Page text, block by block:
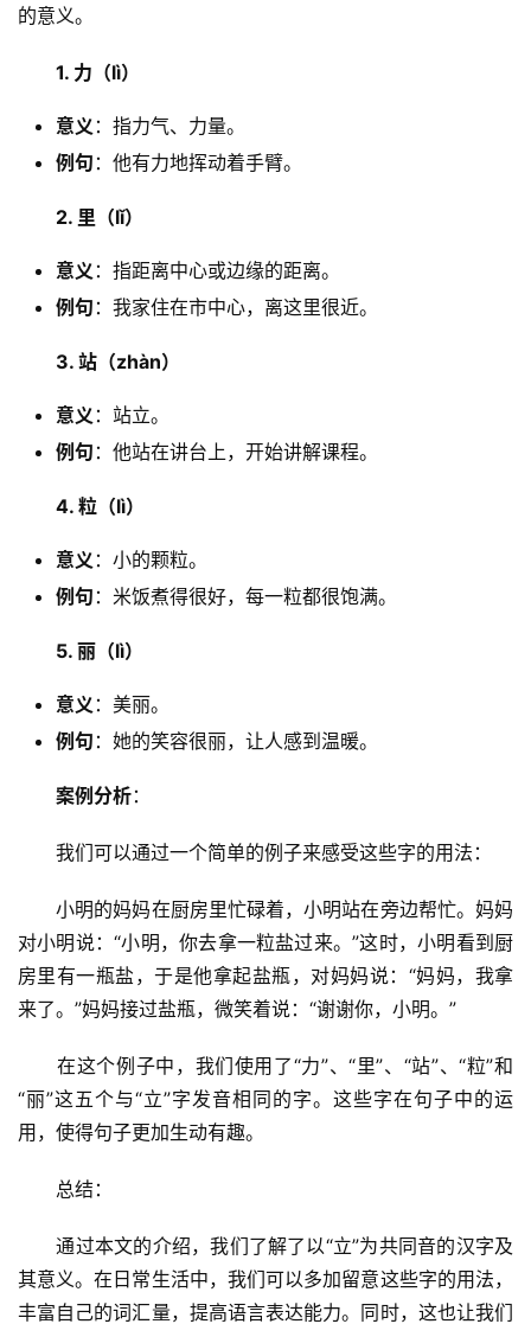
字
的意义。
1. 力（lì）
意义 ：指力气、力量。
例句 ：他有力地挥动着手臂。
2. 里（lǐ）
意义 ：指距离中心或边缘的距离。
例句 ：我家住在市中心，离这里很近。
3. 站（zhàn）
意义 ：站立。
例句 ：他站在讲台上，开始讲解课程。
4. 粒（lì）
意义 ：小的颗粒。
例句 ：米饭煮得很好，每一粒都很饱满。
5. 丽（lì）
意义 ：美丽。
例句 ：她的笑容很丽，让人感到温暖。
案例分析：
我们可以通过一个简单的例子来感受这些字的用法：
小明的妈妈在厨房里忙碌着，小明站在旁边帮忙。妈妈
对小明说：“小明，你去拿一粒盐过来。”这时，小明看到厨
房里有一瓶盐，于是他拿起盐瓶，对妈妈说：“妈妈，我拿
来了。”妈妈接过盐瓶，微笑着说：“谢谢你，小明。”
在这个例子中，我们使用了“力”、“里”、“站”、“粒”和
“丽”这五个与“立”字发音相同的字。这些字在句子中的运
用，使得句子更加生动有趣。
总结：
通过本文的介绍，我们了解了以“立”为共同音的汉字及
其意义。在日常生活中，我们可以多加留意这些字的用法，
丰富自己的词汇量，提高语言表达能力。同时，这也让我们